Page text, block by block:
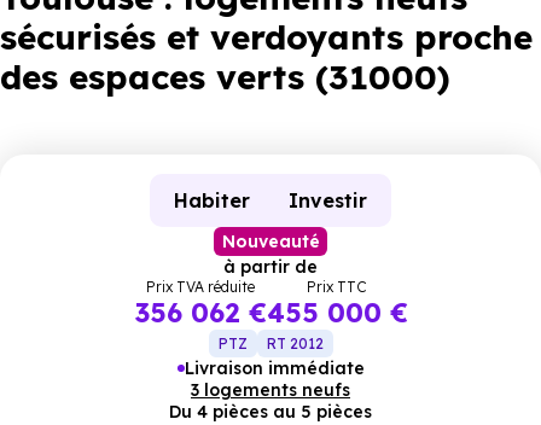
sécurisés et verdoyants proche
des espaces verts (31000)
Habiter Investir
Nouveauté
à partir de
Prix TVA réduite
356 062 €
Prix TTC
455 000 €
PTZ RT 2012
Livraison immédiate
3 logements neufs
Du 4 pièces au 5 pièces